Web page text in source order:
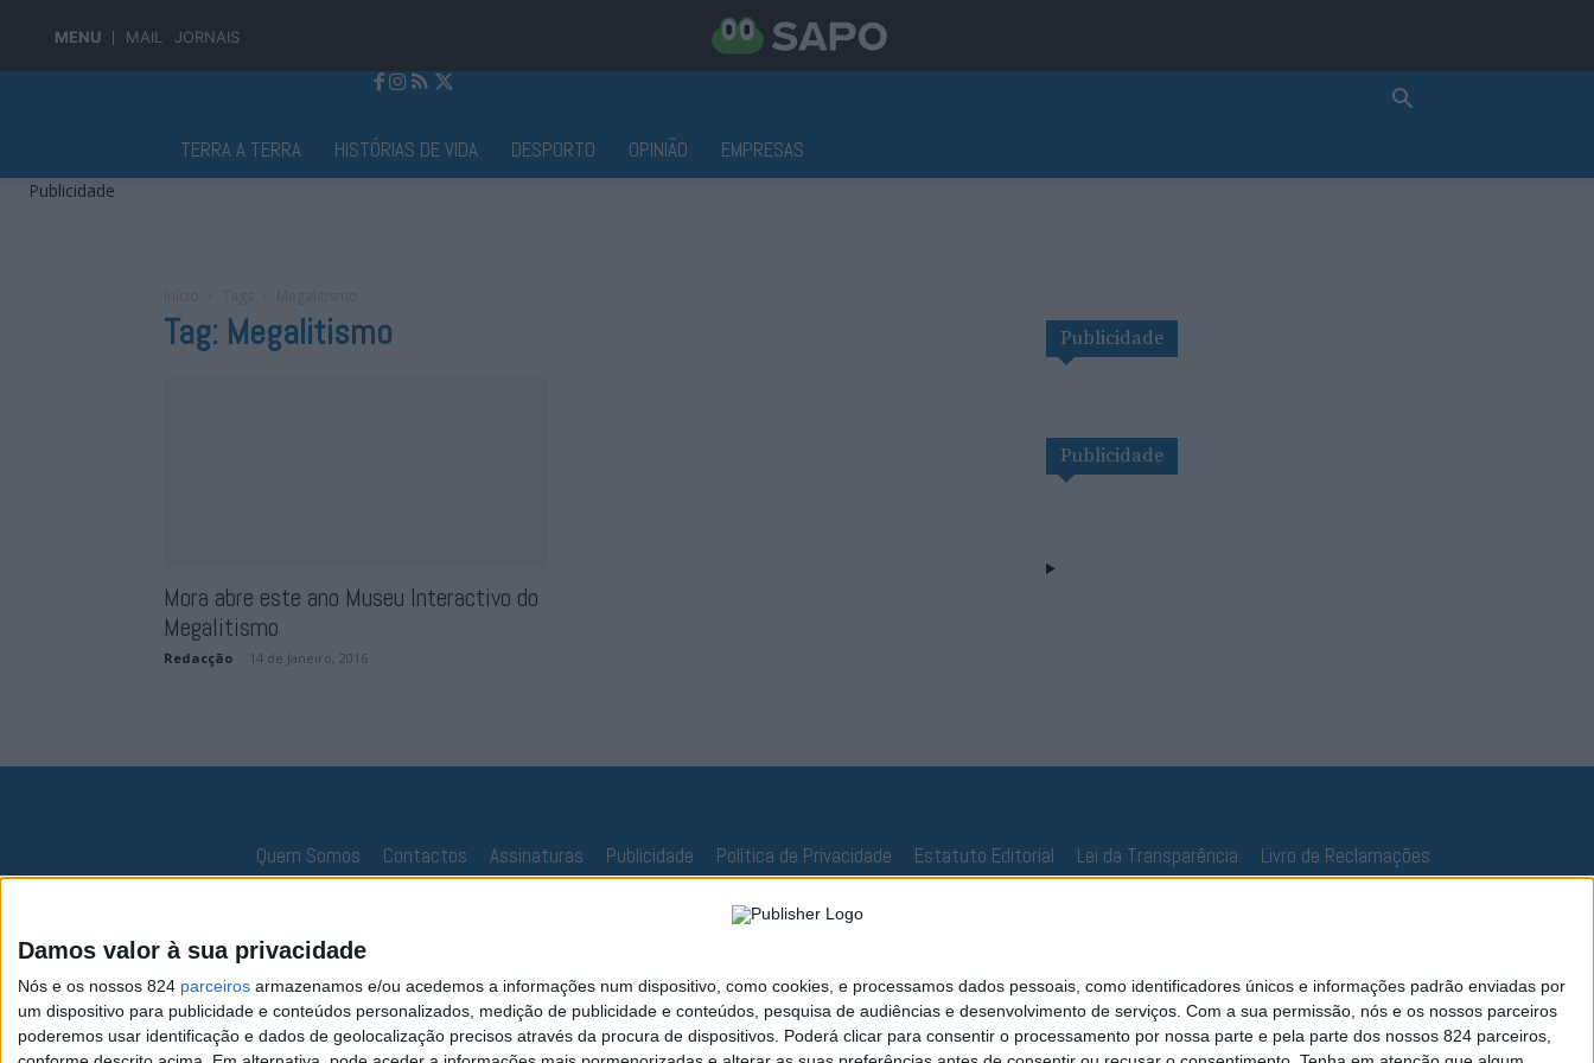
Damos valor à sua privacidade
Nós e os nossos 824 parceiros armazenamos e/ou acedemos a informações num dispositivo, como cookies, e processamos dados pessoais, como identificadores únicos e informações padrão enviadas por
um dispositivo para publicidade e conteúdos personalizados, medição de publicidade e conteúdos, pesquisa de audiências e desenvolvimento de serviços. Com a sua permissão, nós e os nossos parceiros
poderemos usar identificação e dados de geolocalização precisos através da procura de dispositivos. Poderá clicar para consentir o processamento por nossa parte e pela parte dos nossos 824 parceiros,
MENU MAIL JORNAIS
TERRA A TERRA HISTÓRIAS DE VIDA DESPORTO OPINIÃO EMPRESAS
Publicidade
Tag: Megalitismo
Mora abre este ano Museu Interactivo do
Megalitismo
Redacção 14 de Janeiro, 2016
Publicidade
Publicidade
Quem Somos Contactos Assinaturas Publicidade Política de Privacidade Estatuto Editorial Lei da Transparência Livro de Reclamações